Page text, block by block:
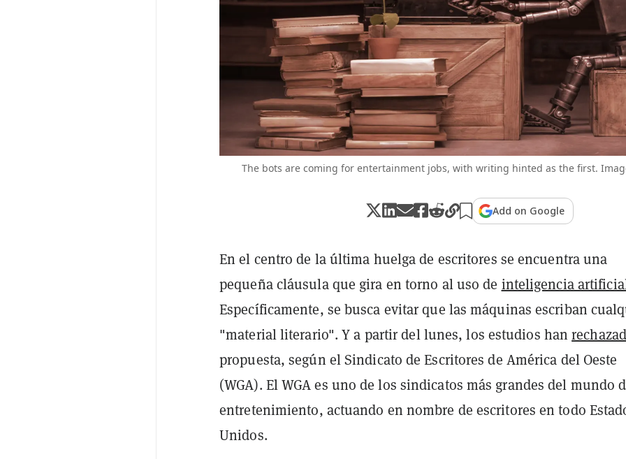
The bots are coming for entertainment jobs, with writing hinted as the first.
Add on Google
En el centro de la última huelga de escritores se encuentra una
pequeña cláusula que gira en torno al uso de inteligencia
Específicamente, se busca evitar que las máquinas escriban
"material literario". Y a partir del lunes, los estudios han
propuesta, según el Sindicato de Escritores de América del Oeste
(WGA). El WGA es uno de los sindicatos más grandes del mundo
entretenimiento, actuando en nombre de escritores en todo
Unidos.